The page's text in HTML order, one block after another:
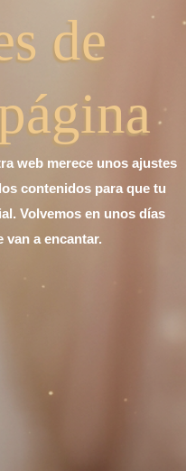
de
web merece unos ajustes
contenidos para que tu
Volvemos en unos días
van a encantar.